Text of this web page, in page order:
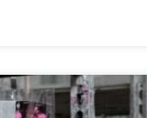
om effectief
leuk en
en via